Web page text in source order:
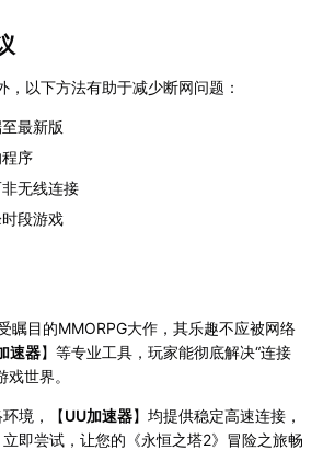
，以下方法有助于减少断网问题：
最新版
序
无线连接
段游戏
瞩目的MMORPG大作，其乐趣不应被网络
速器】等专业工具，玩家能彻底解决“连接
世界。
境，【UU加速器】均提供稳定高速连接，
即尝试，让您的《永恒之塔2》冒险之旅畅